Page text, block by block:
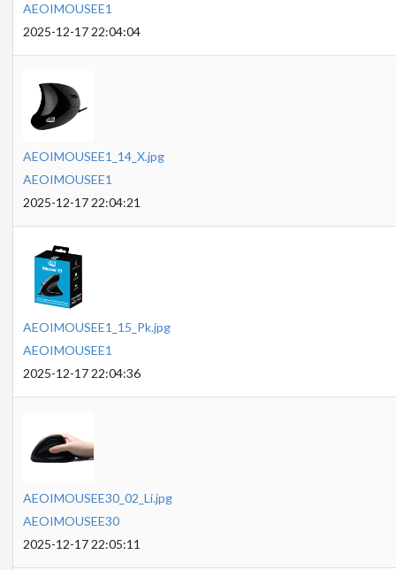
AEOIMOUSEE1
2025-12-17 22:04:04
AEOIMOUSEE1_14_X.jpg
AEOIMOUSEE1
2025-12-17 22:04:21
AEOIMOUSEE1_15_Pk.jpg
AEOIMOUSEE1
2025-12-17 22:04:36
AEOIMOUSEE30_02_Li.jpg
AEOIMOUSEE30
2025-12-17 22:05:11